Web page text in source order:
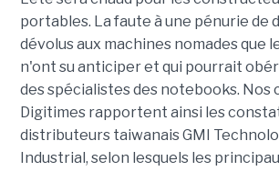
portables. La faute à une pénurie de
dévolus aux machines nomades que
n'ont su anticiper et qui pourrait
des spécialistes des notebooks. Nos
Digitimes rapportent ainsi les
distributeurs taiwanais GMI
Industrial, selon lesquels les